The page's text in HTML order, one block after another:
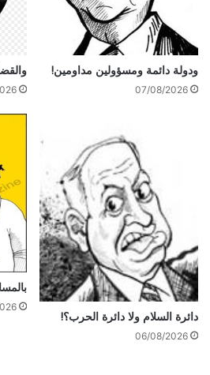
ودولة دائمة ومسؤولين مداومين!
07/08/2026
دائرة السلام ولا دائرة الحرب؟!
06/08/2026